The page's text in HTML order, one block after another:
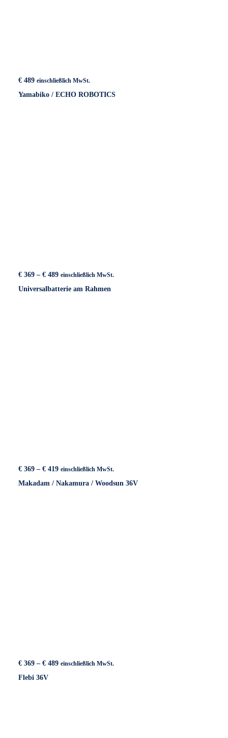
€ 489 einschließlich MwSt.
Yamabiko / ECHO ROBOTICS
€ 369 – € 489Preisspanne:
bis
einschließlich MwSt.
Universalbatterie am Rahmen
€ 369 – € 419Preisspanne:
bis
einschließlich MwSt.
Makadam / Nakamura / Woodsun 36V
€ 369 – € 489Preisspanne:
einschließlich MwSt.
Flebi 36V